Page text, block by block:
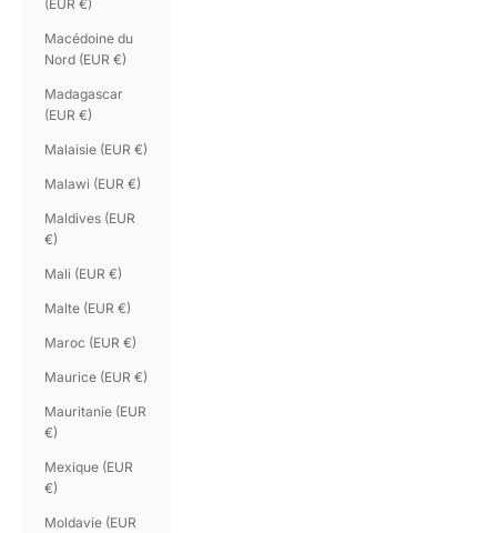
(EUR €)
Macédoine du
Nord (EUR €)
Madagascar
(EUR €)
Malaisie (EUR €)
Malawi (EUR €)
Maldives (EUR
€)
Mali (EUR €)
Malte (EUR €)
Maroc (EUR €)
Maurice (EUR €)
Mauritanie (EUR
€)
Mexique (EUR
€)
Moldavie (EUR